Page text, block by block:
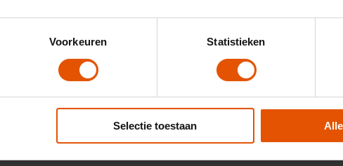
Voorkeuren Statistieken
Selectie toestaan
onze onafhankelijke lease-experts. Ma t/m
Neem contact op